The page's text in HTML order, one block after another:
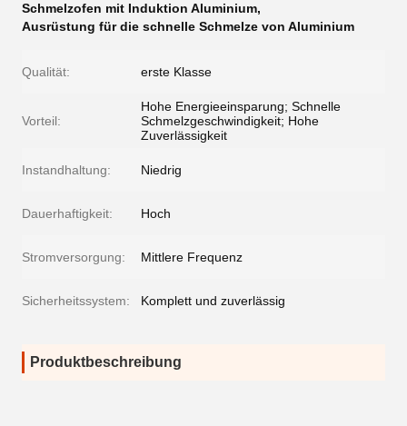
Schmelzofen mit Induktion Aluminium,
Ausrüstung für die schnelle Schmelze von Aluminium
Qualität: erste Klasse
Vorteil:
Hohe Energieeinsparung; Schnelle
Schmelzgeschwindigkeit; Hohe
Zuverlässigkeit
Instandhaltung: Niedrig
Dauerhaftigkeit: Hoch
Stromversorgung: Mittlere Frequenz
Sicherheitssystem: Komplett und zuverlässig
Produktbeschreibung